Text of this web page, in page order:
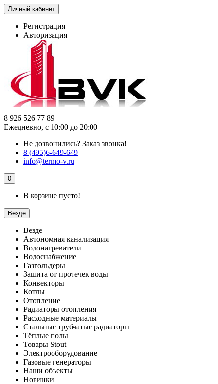
Личный кабинет
Регистрация
Авторизация
8 926 526 77 89
Ежедневно, с 10:00 до 20:00
Не дозвонились? Заказ звонка!
8 (495)6-649-649
info@termo-v.ru
0
В корзине пусто!
Везде
Везде
Автономная канализация
Водонагреватели
Водоснабжение
Газгольдеры
Защита от протечек воды
Конвекторы
Котлы
Отопление
Радиаторы отопления
Расходные материалы
Стальные трубчатые радиаторы
Тёплые полы
Товары Stout
Электрооборудование
Газовые генераторы
Наши объекты
Новинки